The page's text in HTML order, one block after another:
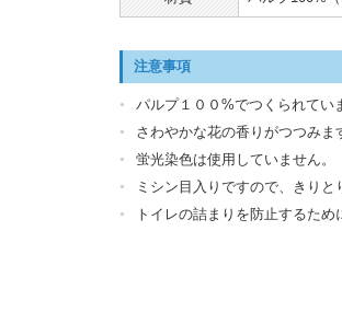
注意事項
パルプ１００%でつくられてい
さわやかな花の香りがつつみま
蛍光染色は使用していません。
ミシン目入りですので、きりと
トイレの詰まりを防止するため